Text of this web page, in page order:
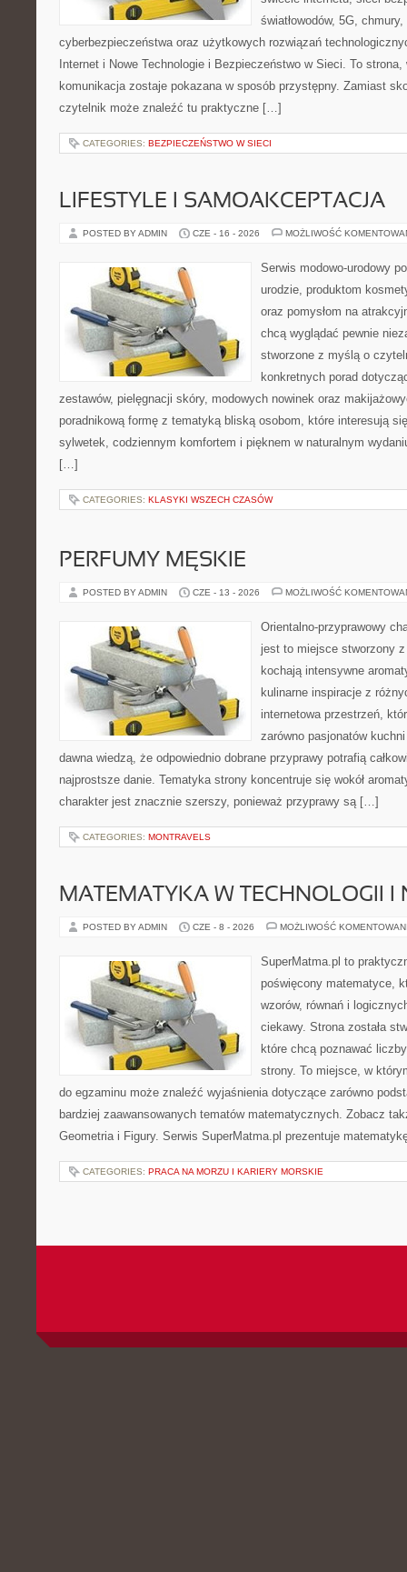
światłowodów, 5G,
cyberbezpieczeństwa oraz użytkowych rozwiązań
Internet i Nowe Technologie i Bezpieczeństwo w Sieci. To
komunikacja zostaje pokazana w sposób przystępny. Zamiast
czytelnik może znaleźć tu praktyczne […]
CATEGORIES: BEZPIECZEŃSTWO W SIECI
LIFESTYLE I SAMOAKCEPTACJA
POSTED BY ADMIN CZE - 16 - 2026 MOŻLIWOŚĆ
Serwis modowo-urodowy
urodzie, produktom
oraz pomysłom na
chcą wyglądać pewnie
stworzone z myślą o
konkretnych porad
zestawów, pielęgnacji skóry, modowych nowinek oraz
poradnikową formę z tematyką bliską osobom, które interesują
sylwetek, codziennym komfortem i pięknem w naturalnym
[…]
CATEGORIES: KLASYKI WSZECH CZASÓW
PERFUMY MĘSKIE
POSTED BY ADMIN CZE - 13 - 2026 MOŻLIWOŚĆ
Orientalno-przyprawowy
jest to miejsce stworzony
kochają intensywne
kulinarne inspiracje z
internetowa przestrzeń,
zarówno pasjonatów
dawna wiedzą, że odpowiednio dobrane przyprawy potrafią
najprostsze danie. Tematyka strony koncentruje się wokół
charakter jest znacznie szerszy, ponieważ przyprawy są […]
CATEGORIES: MONTRAVELS
MATEMATYKA W TECHNOLOGII I
POSTED BY ADMIN CZE - 8 - 2026 MOŻLIWOŚĆ
SuperMatma.pl to
poświęcony matematyce,
wzorów, równań i
ciekawy. Strona została
które chcą poznawać
strony. To miejsce, w
do egzaminu może znaleźć wyjaśnienia dotyczące zarówno
bardziej zaawansowanych tematów matematycznych. Zobacz
Geometria i Figury. Serwis SuperMatma.pl prezentuje
CATEGORIES: PRACA NA MORZU I KARIERY MORSKIE